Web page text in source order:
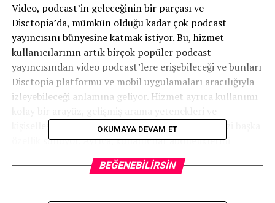
Video, podcast’in geleceğinin bir parçası ve
Disctopia’da, mümkün olduğu kadar çok podcast
yayıncısını bünyesine katmak istiyor. Bu, hizmet
kullanıcılarının artık birçok popüler podcast
yayıncısından video podcast’lere erişebileceği ve bunları
Disctopia platformu ve mobil uygulamaları aracılığıyla
izleyebileceği anlamına geliyor. Hizmet ayrıca kullanımı
kişiselleştirilmiş öneriler dahil olmak üzere bir dizi başka
özellik sunuyor. Ayrıca, kullanıcılar aboneliklerini
yönetebiliyor ve podcast kitaplıklarına herhangi bir
cihazdan erişebiliyor.
OKUMAYA DEVAM ET
BEĞENEBILIRSIN